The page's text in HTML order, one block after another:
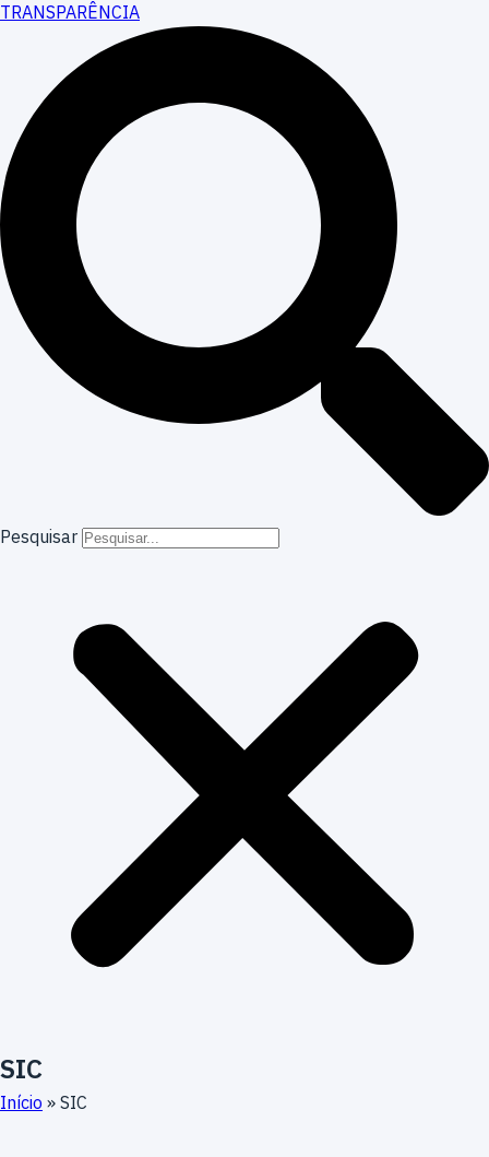
TRANSPARÊNCIA
Pesquisar
SIC
Início » SIC